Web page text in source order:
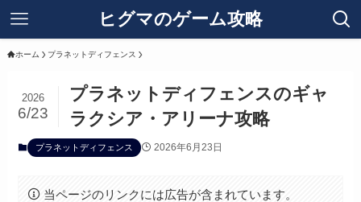
ヒグマのゲーム攻略
ホーム プラネットディフェンス
プラネットディフェンスのギャ
ラクシア・アリーナ攻略
2026
6/23
プラネットディフェンス 2026年6月23日
当ページのリンクには広告が含まれています。